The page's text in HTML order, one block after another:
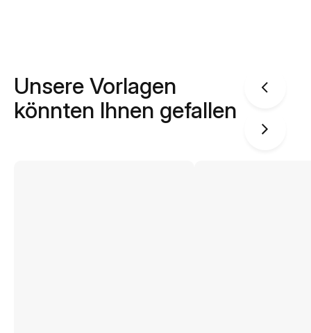
Unsere Vorlagen
könnten Ihnen gefallen